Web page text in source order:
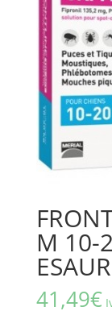
M 10-
41,49€